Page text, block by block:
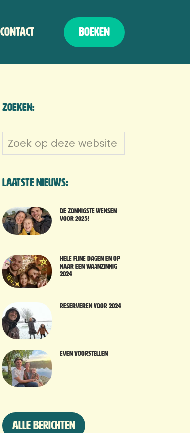
Contact Boeken
Zoeken:
Zoek
op
website
Laatste nieuws:
De zonnigste wensen
voor 2025!
Hele fijne dagen en op
naar een waanzinnig
2024
Reserveren voor 2024
Even voorstellen
Alle berichten